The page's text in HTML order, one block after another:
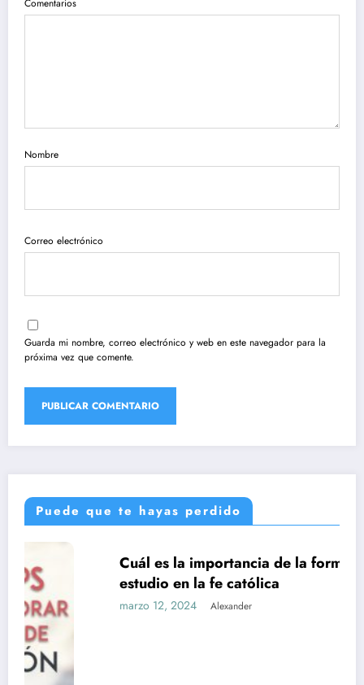
Comentarios
Nombre
Correo electrónico
Guarda mi nombre, correo electrónico y web en este navegador para la
próxima vez que comente.
Puede que te hayas perdido
Cuál es la importancia de la formación y el
estudio en la fe católica
marzo 12, 2024 Alexander